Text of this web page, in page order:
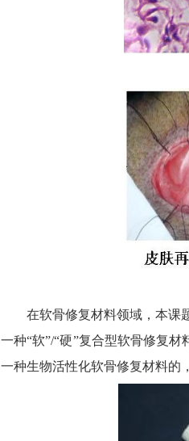
在软骨修复材料领域，本课题
一种“软”/“硬”复合型软骨修复
一种生物活性化软骨修复材料的